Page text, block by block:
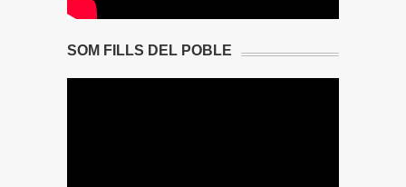
SOM FILLS DEL POBLE